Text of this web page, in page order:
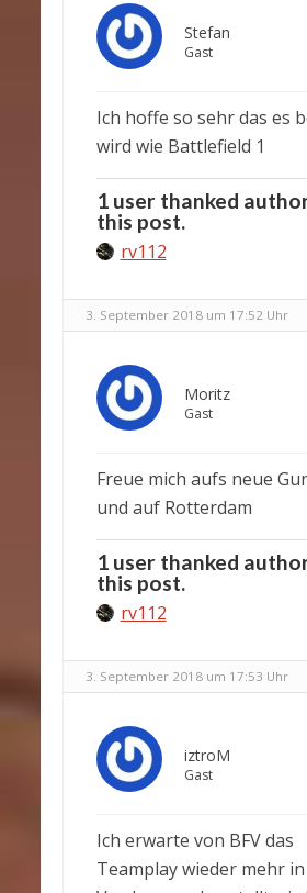
Stefan
Gast
Ich hoffe so sehr das es
wird wie Battlefield 1
1 user thanked
this post.
rv112
3. September 2018 um 17:52 Uhr
Moritz
Gast
Freue mich aufs neue
und auf Rotterdam
1 user thanked
this post.
rv112
3. September 2018 um 17:53 Uhr
iztroM
Gast
Ich erwarte von BFV das
Teamplay wieder mehr